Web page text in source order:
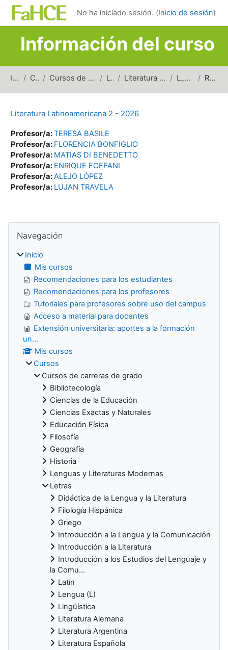
Salta al contenido principal
No ha iniciado sesión. (Inicio de sesión)
Información del curso
Inicio Cursos Cursos de carreras de grado Letras Literatura Latinoamericana L_LL2_2026 Resumen
Literatura Latinoamericana 2 - 2026
Profesor/a:TERESA BASILE
Profesor/a: FLORENCIA BONFIGLIO
Profesor/a: MATIAS DI BENEDETTO
Profesor/a: ENRIQUE FOFFANI
Profesor/a:ALEJO LÓPEZ
Profesor/a: LUJAN TRAVELA
Bloques
Navegación
Inicio
Mis cursos
Recomendaciones para los estudiantes
Recomendaciones para los profesores
Tutoriales para profesores sobre uso del campus
Acceso a material para docentes
Extensión universitaria: aportes a la formación
un...
Mis cursos
Cursos
Cursos de carreras de grado
Bibliotecología
Ciencias de la Educación
Ciencias Exactas y Naturales
Educación Física
Filosofía
Geografía
Historia
Lenguas y Literaturas Modernas
Letras
Didáctica de la Lengua y la Literatura
Filología Hispánica
Griego
Introducción a la Lengua y la Comunicación
Introducción a la Literatura
Introducción a los Estudios del Lenguaje y
la Comu...
Latín
Lengua (L)
Lingüística
Literatura Alemana
Literatura Argentina
Literatura Española